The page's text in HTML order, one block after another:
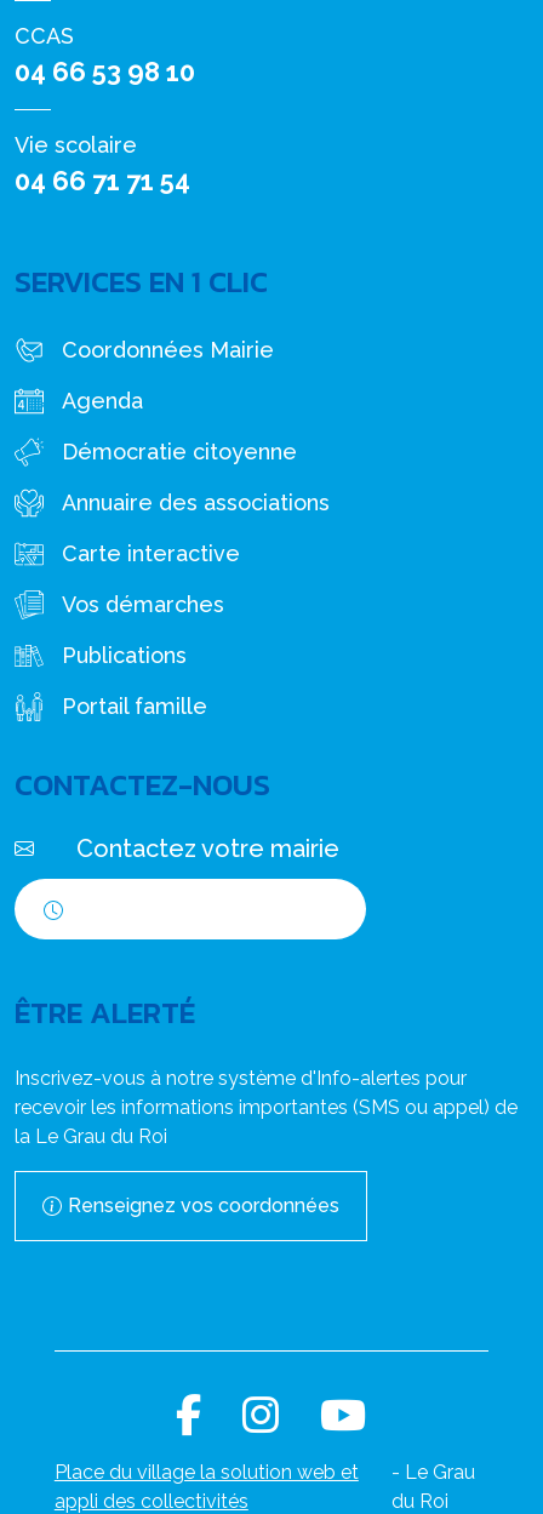
CCAS
04 66 53 98 10
Vie scolaire
04 66 71 71 54
SERVICES EN 1 CLIC
Coordonnées Mairie
Agenda
Démocratie citoyenne
Annuaire des associations
Carte interactive
Vos démarches
Publications
Portail famille
CONTACTEZ-NOUS
Contactez votre mairie
ÊTRE ALERTÉ
Inscrivez-vous à notre système d'Info-alertes pour
recevoir les informations importantes (SMS ou appel) de
la Le Grau du Roi
Renseignez vos coordonnées
Place du village la solution web et
appli des collectivités
- Le Grau
du Roi